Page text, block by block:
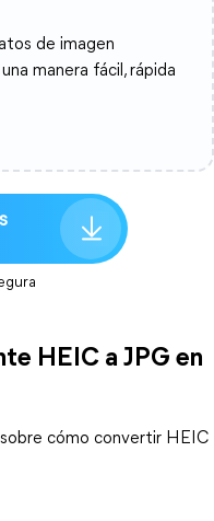
de imagen
manera fácil, rápida
HEIC a JPG en
cómo convertir HEIC
10.